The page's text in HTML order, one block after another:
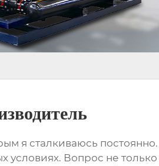
я сталкиваюсь
условиях. Вопрос не только